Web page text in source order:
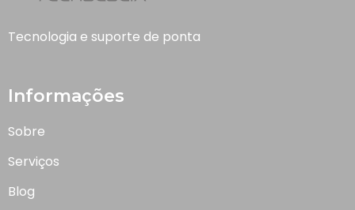
Tecnologia e suporte de ponta
Informações
Sobre
Serviços
Blog